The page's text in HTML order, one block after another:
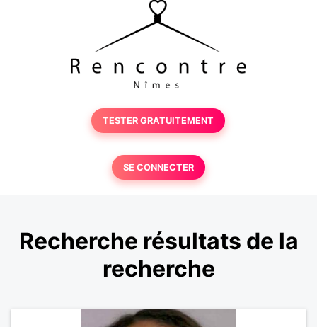
TESTER GRATUITEMENT
SE CONNECTER
Recherche résultats de la
recherche